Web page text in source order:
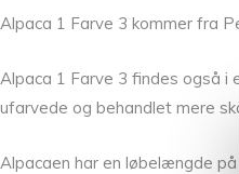
Alpaca 1 Farve 3 kommer fra
Alpaca 1 Farve 3 findes også i
ufarvede og behandlet mere
Alpacaen har en løbelængde